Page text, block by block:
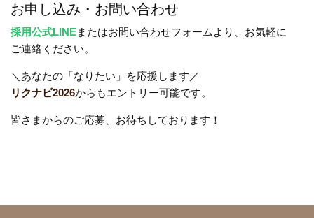
お申し込み・お問い合わせ
採用公式LINEまたはお問い合わせフォームより、お気軽に
ご連絡ください。
＼あなたの「なりたい」を応援します／
リクナビ2026からもエントリー可能です。
皆さまからのご応募、お待ちしております！